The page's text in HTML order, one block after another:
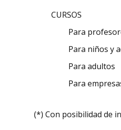
CURSOS
Para
Para niños y
Para adultos
Para
(*) Con posibilidad de